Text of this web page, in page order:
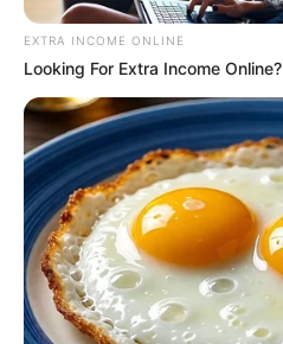
EXTRA INCOME ONLINE
Looking For Extra Income Online?